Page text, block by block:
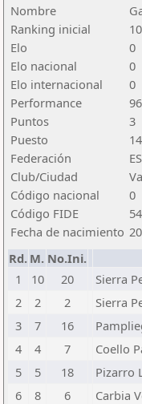
Nombre
Ranking inicial
10
Elo
0
Elo nacional
0
Elo internacional
0
Performance
Puntos
3
Puesto
14
Federación
Club/Ciudad
Código nacional
0
Código FIDE
Fecha de nacimiento
Rd. M. No.Ini.
1
10 20 Sierra
2
2 2 Sierra
3
7 16
4
4 7 Coello
5
5 18 Pizarro
6
8 6 Carbia